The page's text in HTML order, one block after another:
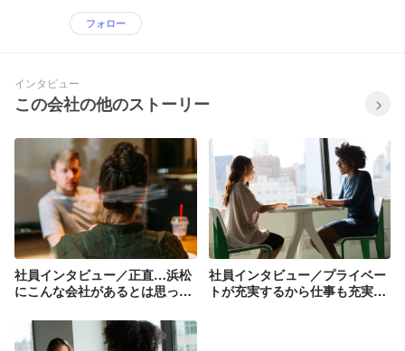
フォロー
インタビュー
この会社の他のストーリー
社員インタビュー／正直…浜松
にこんな会社があるとは思って
ンジニア
社員インタビュー／プライベー
トが充実するから仕事も充実す